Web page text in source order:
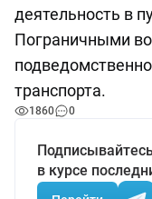
деятельность в
Пограничными
транспорта.
1860 0
в курсе